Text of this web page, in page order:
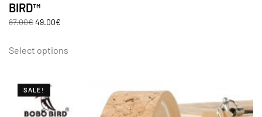
BIRD™
87.00€49.00€
Select options
SALE!